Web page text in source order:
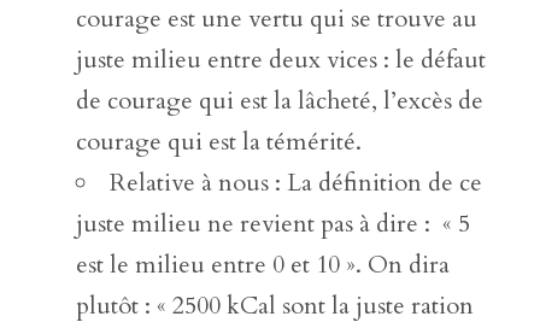
courage est une vertu qui se trouve au
juste milieu entre deux vices : le défaut
de courage qui est la lâcheté, l’excès de
courage qui est la témérité.
Relative à nous : La définition de ce
juste milieu ne revient pas à dire : « 5
est le milieu entre 0 et 10 ». On dira
plutôt : « 2500 kCal sont la juste ration